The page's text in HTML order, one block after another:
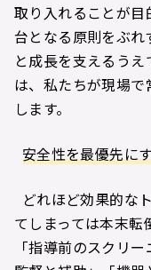
取り入れることが
台となる原則をぶ
と成長を支えるう
は、私たちが現場
します
安全性を最優先に
どれほど効果的な
てしまっては本末転
「指導前のスクリ